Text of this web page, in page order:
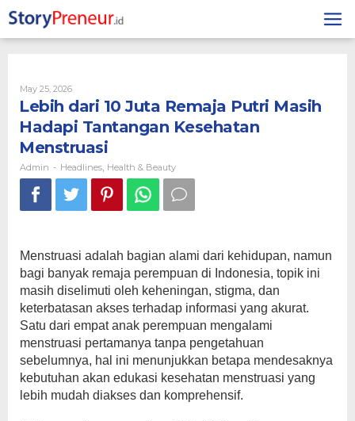
to
content
May 25, 2026By
Admin
Lebih dari 10 Juta Remaja Putri Masih
Hadapi Tantangan Kesehatan
Menstruasi
Admin - Headlines Health & Beauty
Menstruasi adalah bagian alami dari kehidupan, namun
bagi banyak remaja perempuan di Indonesia, topik ini
masih diselimuti oleh keheningan, stigma, dan
keterbatasan akses terhadap informasi yang akurat.
Satu dari empat anak perempuan mengalami
menstruasi pertamanya tanpa pengetahuan
sebelumnya, hal ini menunjukkan betapa mendesaknya
kebutuhan akan edukasi kesehatan menstruasi yang
lebih mudah diakses dan komprehensif.